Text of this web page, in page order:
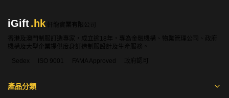
iGift.hk
軒龍實業有限公司
香港及澳門制服訂造專家，成立逾18年，專為金融機構、物業管理公司、政府
機構及大型企業提供度身訂造制服設計及生產服務。
Sedex
ISO 9001 FAMA Approved 政府認可
產品分類